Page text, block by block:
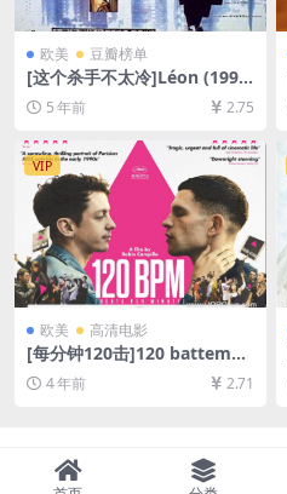
欧美 豆瓣榜单
[这个杀手不太冷]Léon (1994)
133min[百度网盘+迅雷云盘
资源1080P超清未删减][MP4/
5 年前 2.75
VIP
欧美 高清电影
[每分钟120击]120 battemen
ts par minute (2017)[百度网
盘+迅雷云盘资源1080P超清
4 年前 2.71